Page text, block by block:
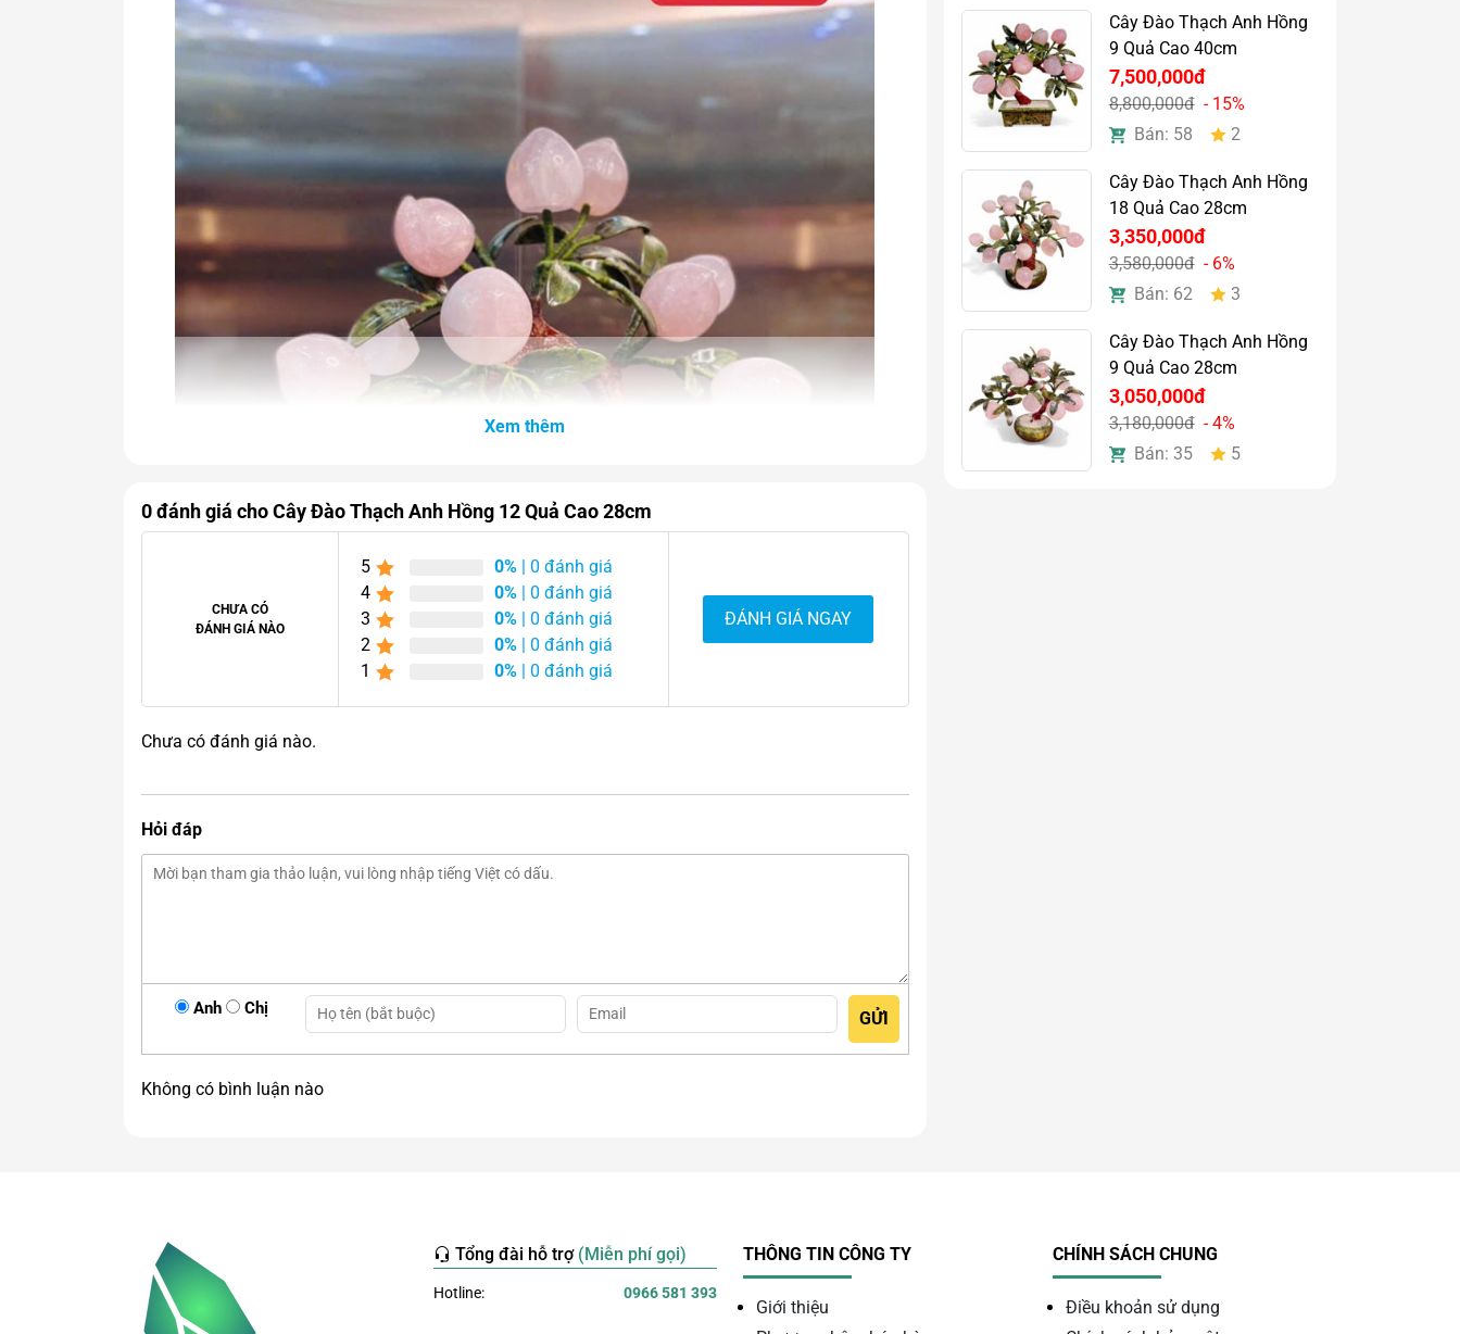
Xem thêm
0 đánh giá cho Cây Đào Thạch Anh Hồng 12 Quả Cao 28cm
CHƯA CÓ
ĐÁNH GIÁ NÀO
5 0%| 0 đánh giá
4
0%| 0 đánh giá
3
0%| 0 đánh giá
2
0%| 0 đánh giá
1
0%| 0 đánh giá
ĐÁNH GIÁ NGAY
Chưa có đánh giá nào.
Hỏi đáp
Anh Chị
Không có bình luận nào
Cây Đào Thạch Anh Hồng
9 Quả Cao 40cm
7,500,000đ
8,800,000đ - 15%
Bán: 58
2
Cây Đào Thạch Anh Hồng
18 Quả Cao 28cm
3,350,000đ
3,580,000đ - 6%
Bán: 62
3
Cây Đào Thạch Anh Hồng
9 Quả Cao 28cm
3,050,000đ
3,180,000đ - 4%
Bán: 35
5
THÔNG TIN CÔNG TY
Giới thiệu
CHÍNH SÁCH CHUNG
Điều khoản sử dụng
Tổng đài hỗ trợ (Miễn phí gọi)
Hotline: 0966 581 393